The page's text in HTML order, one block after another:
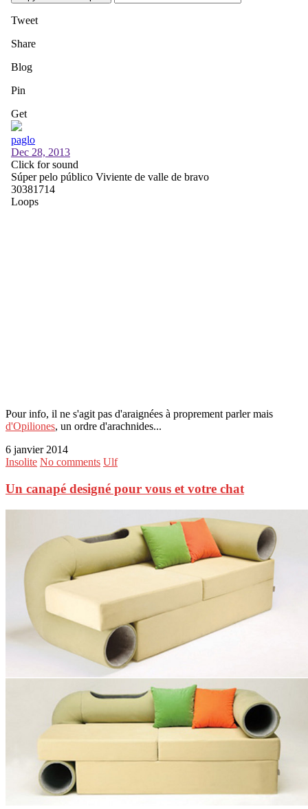
Pour info, il ne s'agit pas d'araignées à proprement parler mais
d'Opiliones, un ordre d'arachnides...
6 janvier 2014
Insolite No comments Ulf
Un canapé designé pour vous et votre chat